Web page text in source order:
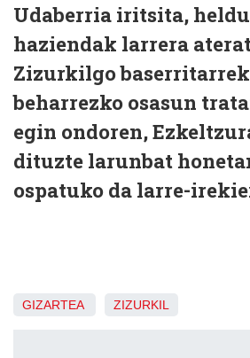
Udaberria iritsita,
haziendak larrera
Zizurkilgo
beharrezko osasun
egin ondoren,
dituzte larunbat
ospatuko da larre-
GIZARTEA ZIZURKIL